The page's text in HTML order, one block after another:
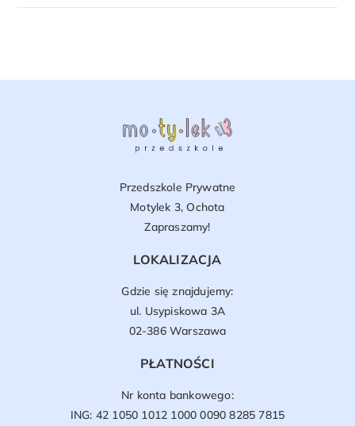
Przedszkole Prywatne
Motylek 3, Ochota
Zapraszamy!
LOKALIZACJA
Gdzie się znajdujemy:
ul. Usypiskowa 3A
02-386 Warszawa
PŁATNOŚCI
Nr konta bankowego:
ING: 42 1050 1012 1000 0090 8285 7815